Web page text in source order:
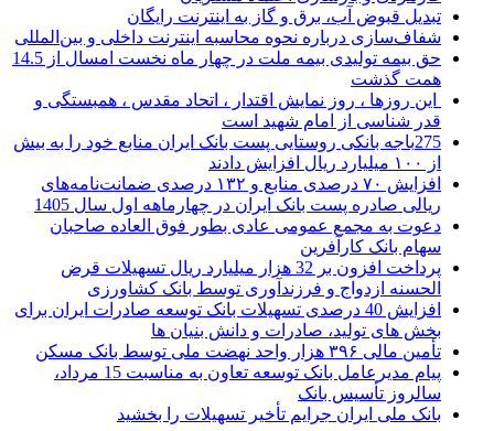
تبدیل قبوض آب، برق و گاز به اینترنت رایگان
شفاف‌سازی درباره نحوه محاسبه اینترنت داخلی و بین‌المللی
حق بیمه تولیدی بیمه ملت در چهار ماه نخست امسال از 14.5
همت گذشت
این روزها ، روز نمایش اقتدار ، اتحاد مقدس ، همبستگی و
قدر شناسی از امام شهید است
275باجه بانکی روستایی پست بانک ایران منابع خود را به بیش
از ۱۰۰ میلیارد ریال افزایش دادند
افزایش ۷۰ درصدی منابع و ۱۳۲ درصدی ضمانت‌نامه‌های
ریالی صادره پست بانک ایران در چهارماهه اول سال 1405
دعوت به مجمع عمومی عادی بطور فوق العاده صاحبان
سهام بانک کارآفرین
پرداخت افزون بر 32 هزار میلیارد ریال تسهیلات قرض
الحسنه ازدواج و فرزندآوری توسط بانک کشاورزی
افزایش 40 درصدی تسهیلات بانک توسعه صادرات ایران برای
بخش های تولید، صادرات و دانش بنیان ها
تأمین مالی ۳۹۶ هزار واحد نهضت ملی توسط بانک مسکن
پیام مدیرعامل بانک توسعه تعاون به مناسبت 15 مرداد،
سالروز تأسیس بانک
بانک ملی ایران جرایم تأخیر تسهیلات را بخشید